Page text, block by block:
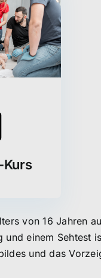
von 16 Jahren
einem Sehtest
und das